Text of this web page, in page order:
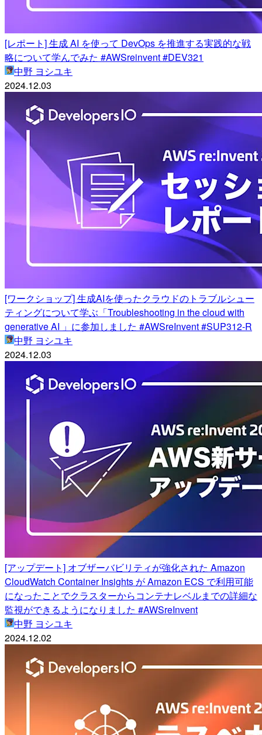
[レポート] 生成 AI を使って DevOps を推進する実践的な戦
略について学んでみた #AWSreinvent #DEV321
中野 ヨシユキ
2024.12.03
[ワークショップ] 生成AIを使ったクラウドのトラブルシュー
ティングについて学ぶ「Troubleshooting in the cloud with
generative AI 」に参加しました #AWSreInvent #SUP312-R
中野 ヨシユキ
2024.12.03
[アップデート] オブザーバビリティが強化された Amazon
CloudWatch Container Insights が Amazon ECS で利用可能
になったことでクラスターからコンテナレベルまでの詳細な
監視ができるようになりました #AWSreInvent
中野 ヨシユキ
2024.12.02